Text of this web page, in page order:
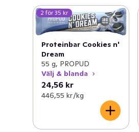
2 för 35 kr
Proteinbar Cookies n'
Dream
55 g, PROPUD
Välj & blanda
24,56 kr
446,55 kr /kg